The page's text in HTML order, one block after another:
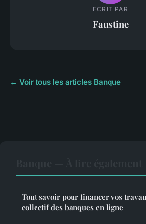
ECRIT PAR
Faustine
← Voir tous les articles Banque
Tout savoir pour financer vos
collectif des banques en ligne